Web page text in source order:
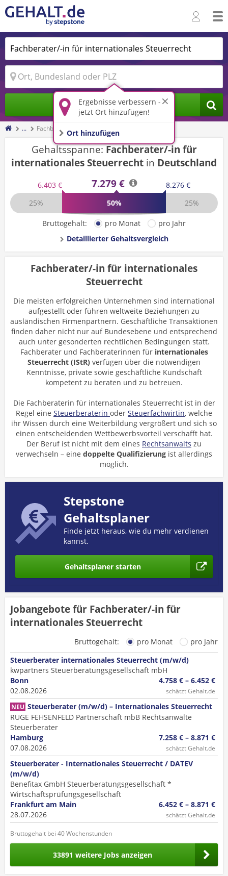
Ergebnisse verbessern -
jetzt Ort hinzufügen!
Ort hinzufügen
Jobs finden
... Fachberater/-in für internationales Steuerrecht
Gehaltsspanne:Fachberater/-in für
internationales Steuerrecht in Deutschland
6.403 € 7.279 €
8.276 €
25%
50% 25%
Bruttogehalt: pro Monat
pro Jahr
Detaillierter Gehaltsvergleich
Fachberater/-in für internationales
Steuerrecht
Die meisten erfolgreichen Unternehmen sind international
aufgestellt oder führen weltweite Beziehungen zu
ausländischen Firmenpartnern. Geschäftliche Transaktionen
finden daher nicht nur auf Bundesebene und entsprechend
auch unter gesonderten rechtlichen Bedingungen statt.
Fachberater und Fachberaterinnen für internationales
Steuerrecht (IStR) verfügen über die notwendigen
Kenntnisse, private sowie geschäftliche Kundschaft
kompetent zu beraten und zu betreuen.
Die Fachberaterin für internationales Steuerrecht ist in der
Regel eine Steuerberaterin oder Steuerfachwirtin, welche
ihr Wissen durch eine Weiterbildung vergrößert und sich so
einen entscheidenden Wettbewerbsvorteil verschafft hat.
Der Beruf ist nicht mit dem eines Rechtsanwalts zu
verwechseln – eine doppelte Qualifizierung ist allerdings
möglich.
Stepstone
Gehaltsplaner
Finde jetzt heraus, wie du mehr verdienen
kannst.
Gehaltsplaner starten
Jobangebote für Fachberater/-in für
internationales Steuerrecht
Bruttogehalt: pro Monat
pro Jahr
Steuerberater internationales Steuerrecht (m/w/d)
kwpartners Steuerberatungsgesellschaft mbH
Bonn
02.08.2026
4.758 € – 6.452 €
schätzt Gehalt.de
NEU Steuerberater (m/w/d) – Internationales Steuerrecht
RUGE FEHSENFELD Partnerschaft mbB Rechtsanwälte
Steuerberater
Hamburg
07.08.2026
7.258 € – 8.871 €
schätzt Gehalt.de
Steuerberater - Internationales Steuerrecht / DATEV
(m/w/d)
Benefitax GmbH Steuerberatungsgesellschaft *
Wirtschaftsprüfungsgesellschaft
Frankfurt am Main
28.07.2026
6.452 € – 8.871 €
schätzt Gehalt.de
Bruttogehalt bei 40 Wochenstunden
33891 weitere Jobs anzeigen